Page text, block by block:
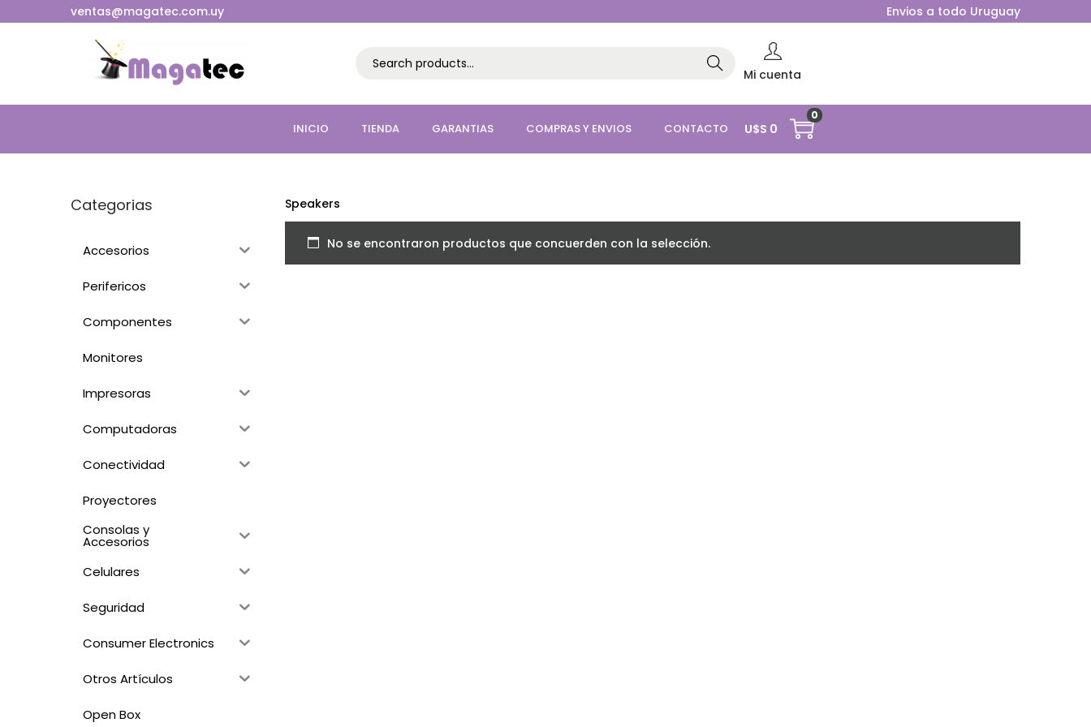
ventas@magatec.com.uy Envios a todo Uruguay
Searc
h
Mi cuenta
INICIO TIENDA GARANTIAS COMPRAS Y ENVIOS CONTACTO U$S 0
0
Speakers
No se encontraron productos que concuerden con la selección.
Categorias
Accesorios
Perifericos
Componentes
Monitores
Impresoras
Computadoras
Conectividad
Proyectores
Consolas y
Accesorios
Celulares
Seguridad
Consumer Electronics
Otros Artículos
Open Box